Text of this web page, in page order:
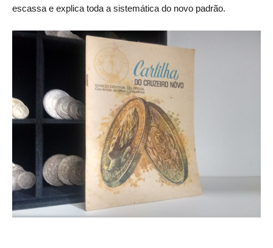
escassa e explica toda a sistemática do novo padrão.